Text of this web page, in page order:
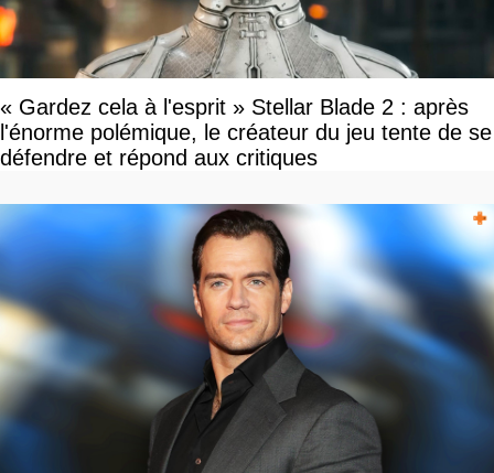
« Gardez cela à l'esprit » Stellar Blade 2 : après
l'énorme polémique, le créateur du jeu tente de se
défendre et répond aux critiques